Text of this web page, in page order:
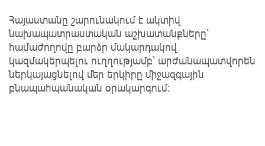
Հայաստանը շարունակում է ակտիվ
նախապատրաստական աշխատանքները՝
համաժողովը բարձր մակարդակով
կազմակերպելու ուղղությամբ՝ արժանապատվորեն
ներկայացնելով մեր երկիրը միջազգային
բնապահպանական օրակարգում։